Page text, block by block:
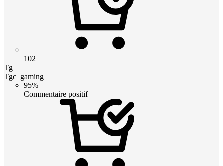
102
Tg
Tgc_gaming
95%
Commentaire positif